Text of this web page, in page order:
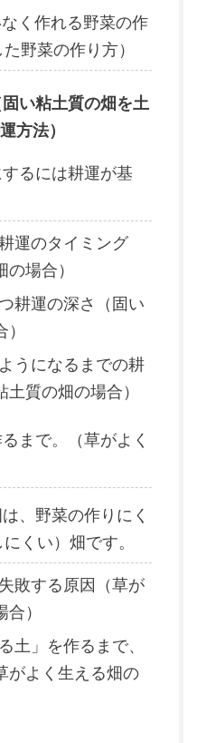
く作れる野菜の作
野菜の作り方）
い粘土質の畑を土
方法）
るには耕運が基
運のタイミング
の場合）
耕運の深さ（固い
うになるまでの耕
質の畑の場合）
まで。（草がよく
、野菜の作りにく
くい）畑です。
敗する原因（草が
）
土」を作るまで、
がよく生える畑の